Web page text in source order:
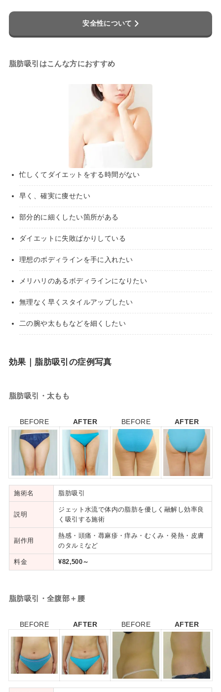
安全性について
脂肪吸引はこんな方におすすめ
忙しくてダイエットをする時間がない
早く、確実に痩せたい
部分的に細くしたい箇所がある
ダイエットに失敗ばかりしている
理想のボディラインを手に入れたい
メリハリのあるボディラインになりたい
無理なく早くスタイルアップしたい
二の腕や太ももなどを細くしたい
効果｜脂肪吸引の症例写真
脂肪吸引・太もも
BEFORE AFTER BEFORE AFTER
施術名 脂肪吸引
説明
ジェット水流で体内の脂肪を優しく融解し効率良
く吸引する施術
副作用
熱感・頭痛・蕁麻疹・痒み・むくみ・発熱・皮膚
のタルミなど
料金 ¥82,500～
脂肪吸引・全腹部＋腰
BEFORE AFTER BEFORE AFTER